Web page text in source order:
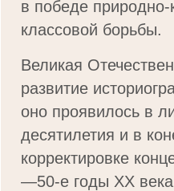
в победе
классовой борьбы.
Великая
развитие
оно проявилось в
десятилетия и в
корректировке
—50-е годы XX